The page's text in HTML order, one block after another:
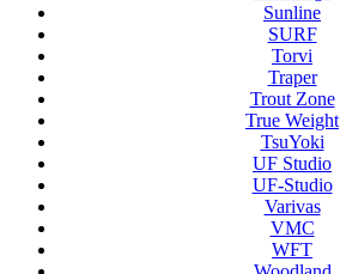
Sunline
SURF
Torvi
Traper
Trout Zone
True Weight
TsuYoki
UF Studio
UF-Studio
Varivas
VMC
WFT